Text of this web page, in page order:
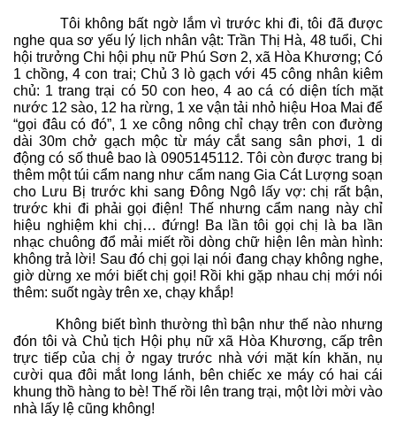
Tôi không bất ngờ lắm vì trước khi đi, tôi đã được
nghe qua sơ yếu lý lịch nhân vật: Trần Thị Hà, 48 tuổi, Chi
hội trưởng Chi hội phụ nữ Phú Sơn 2, xã Hòa Khương; Có
1 chồng, 4 con trai; Chủ 3 lò gạch với 45 công nhân kiêm
chủ: 1 trang trại có 50 con heo, 4 ao cá có diện tích mặt
nước 12 sào, 12 ha rừng, 1 xe vận tải nhỏ hiệu Hoa Mai để
“gọi đâu có đó”, 1 xe công nông chỉ chạy trên con đường
dài 30m chở gạch mộc từ máy cắt sang sân phơi, 1 di
động có số thuê bao là 0905145112. Tôi còn được trang bị
thêm một túi cẩm nang như cẩm nang Gia Cát Lượng soạn
cho Lưu Bị trước khi sang Đông Ngô lấy vợ: chị rất bận,
trước khi đi phải gọi điện! Thế nhưng cẩm nang này chỉ
hiệu nghiệm khi chị… đứng! Ba lần tôi gọi chị là ba lần
nhạc chuông đổ mải miết rồi dòng chữ hiện lên màn hình:
không trả lời! Sau đó chị gọi lại nói đang chạy không nghe,
giờ dừng xe mới biết chị gọi! Rồi khi gặp nhau chị mới nói
thêm: suốt ngày trên xe, chạy khắp!
Không biết bình thường thì bận như thế nào nhưng
đón tôi và Chủ tịch Hội phụ nữ xã Hòa Khương, cấp trên
trực tiếp của chị ở ngay trước nhà với mặt kín khăn, nụ
cười qua đôi mắt long lánh, bên chiếc xe máy có hai cái
khung thồ hàng to bè! Thế rồi lên trang trại, một lời mời vào
nhà lấy lệ cũng không!